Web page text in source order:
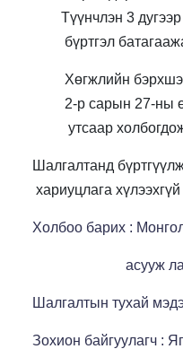
        Түүнчлэн
3 ду
бүртгэл
Хөгжлийн
2-р сарын 27-
утсаар
Шалгалтанд
хариуцлага
Холбоо барих :
асууж
Шалгалтын тухай
Зохион байгуулагч :